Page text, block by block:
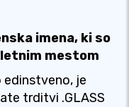
imena, ki so
mestom
edinstveno, je
trditvi .GLASS